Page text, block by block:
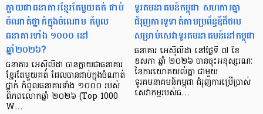
ក្លាយជាធនាគារខ្មែរតែមួយគត់ ជាប់
ចំណាត់ថ្នាក់ក្នុងចំណោម កំពូល
ធនាគារទាំង ១០០០ នៅ
ឆ្នាំ២០២៦?
ធនាគារ អេស៊ីលីដា បានក្លាយជាធនាគារ
ខ្មែរតែមួយគត់ ដែលបានជាប់ក្នុងចំណាត់
ថ្នាក់ កំពូលធនាគារទាំង ១០០០ របស់
ពិភពលោកឆ្នាំ ២០២៦ (Top 1000
W…
ទូរគមនាគមន៍កម្ពុជា សហការគ្នា
ជំរុញការទូទាត់តាមប្រព័ន្ធឌីជីថល
សម្រាប់សេវាទូរគមនាគមន៍នៅកម្ពុជា
ធនាគារ អេស៊ីលីដា នៅថ្ងៃទី ៧ ខែ
ឧសភា ឆ្នាំ ២០២៦ បានចុះអនុស្សរណៈ
នៃការយោគយល់គ្នា ជាមួយ
ទូរគមនាគមន៍កម្ពុជា ជំរុញការប្រើប្រាស់
សេវាកម្មរបស់ធ…